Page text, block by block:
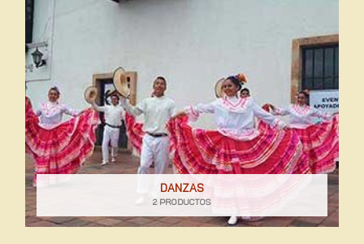
DANZAS
2 PRODUCTOS